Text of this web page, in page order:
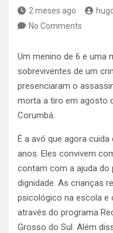
2 meses ago
No Comments
Um menino de 6 e uma
sobreviventes de um
presenciaram o
morta a tiro em agosto
Corumbá.
É a avó que agora
anos. Eles convivem
contam com a ajuda do
dignidade. As crianças
psicológico na escola e
através do programa
Grosso do Sul. Além